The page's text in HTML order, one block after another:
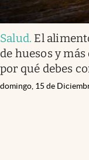
Salud. El
de huesos y
por qué debes
domingo, 15 de